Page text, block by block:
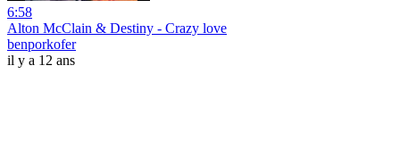
6:58
Alton McClain & Destiny - Crazy love
benporkofer
il y a 12 ans